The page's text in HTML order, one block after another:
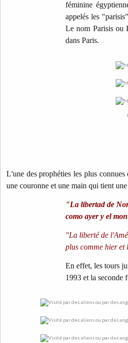
féminine
appelés les
Le nom Parisis ou
dans Paris.
L'une des prophéties les plus
une couronne et une main qui tient
"La libertad de
como ayer y el
"La liberté de
plus comme hier et
En effet, les tours
1993 et la seconde